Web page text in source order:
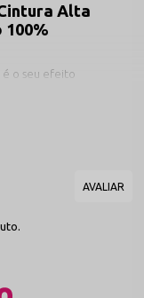
Alta
100%
é o seu efeito
desenha a
ou incomodar,
enrolam no corpo.
nossas seções de
por cores da